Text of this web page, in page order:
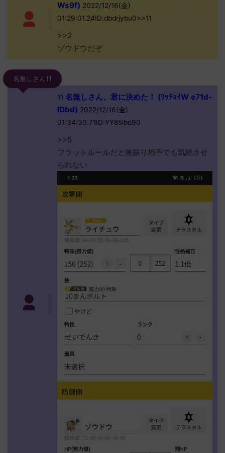
Ws9f) 2022/12/16(金)
01:29:01.24ID:dbdrjybu0>>11
>>2
ゾウドウだぞ
名無しさん11
11 名無しさん、君に決めた！ (ﾜｯﾁｮｲW e71d-
lDbd) 2022/12/16(金)
01:34:30.71ID:YY85lbd90
>>5
フラットルールだと無振り相手でも気絶させ
られない